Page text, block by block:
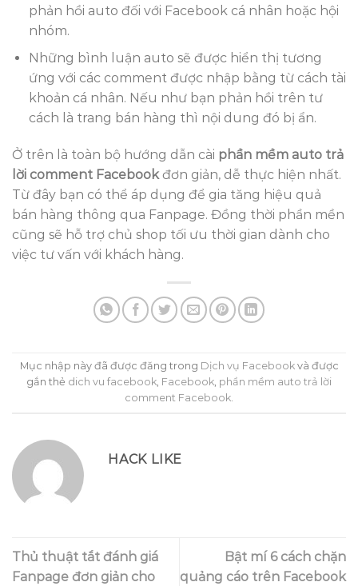
phản hồi auto đối với Facebook cá nhân hoặc hội
nhóm.
Những bình luận auto sẽ được hiển thị tương
ứng với các comment được nhập bằng từ cách tài
khoản cá nhân. Nếu như bạn phản hồi trên tư
cách là trang bán hàng thì nội dung đó bị ẩn.
Ở trên là toàn bộ hướng dẫn cài phần mềm auto trả
lời comment Facebookđơn giản, dễ thực hiện nhất.
Từ đây bạn có thể áp dụng để gia tăng hiệu quả
bán hàng thông qua Fanpage. Đồng thời phần mền
cũng sẽ hỗ trợ chủ shop tối ưu thời gian dành cho
việc tư vấn với khách hàng.
Mục nhập này đã được đăng trong Dịch vụ Facebookvà được
gắn thẻ dich vu facebook, Facebook, phần mềm auto trả lời
comment Facebook.
HACK LIKE
Thủ thuật tắt đánh giá
Fanpage đơn giản cho
Bật mí 6 cách chặn
quảng cáo trên Facebook